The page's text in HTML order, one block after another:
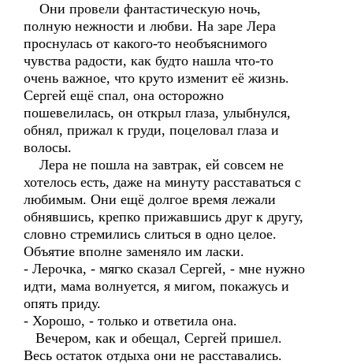
Они провели фантастическую ночь,
полную нежности и любви. На заре Лера
проснулась от какого-то необъяснимого
чувства радости, как будто нашла что-то
очень важное, что круто изменит её жизнь.
Сергей ещё спал, она осторожно
пошевелилась, он открыл глаза, улыбнулся,
обнял, прижал к груди, поцеловал глаза и
волосы.
Лера не пошла на завтрак, ей совсем не
хотелось есть, даже на минуту расставаться с
любимым. Они ещё долгое время лежали
обнявшись, крепко прижавшись друг к другу,
словно стремились слиться в одно целое.
Объятие вполне заменяло им ласки.
- Лерочка, - мягко сказал Сергей, - мне нужно
идти, мама волнуется, я мигом, покажусь и
опять приду.
- Хорошо, - только и ответила она.
Вечером, как и обещал, Сергей пришел.
Весь остаток отдыха они не расставались.